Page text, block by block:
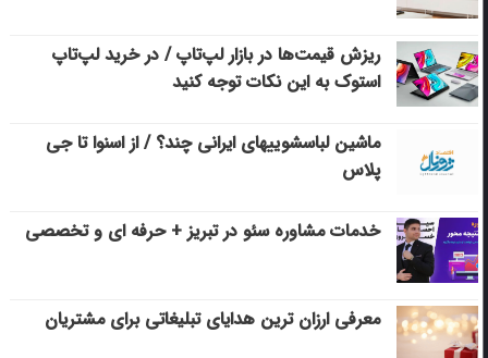
ریزش قیمت‌ها در بازار لپ‌تاپ / در خرید لپ‌تاپ
استوک به این نکات توجه کنید
ماشین لباسشویی‎های ایرانی چند؟ / از اسنوا تا جی
پلاس
خدمات مشاوره سئو در تبریز + حرفه ای و تخصصی
معرفی ارزان ترین هدایای تبلیغاتی برای مشتریان